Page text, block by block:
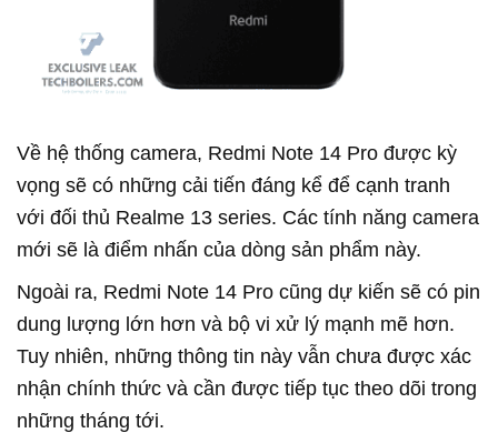
Về hệ thống camera, Redmi Note 14 Pro được kỳ
vọng sẽ có những cải tiến đáng kể để cạnh tranh
với đối thủ Realme 13 series. Các tính năng camera
mới sẽ là điểm nhấn của dòng sản phẩm này.
Ngoài ra, Redmi Note 14 Pro cũng dự kiến sẽ có pin
dung lượng lớn hơn và bộ vi xử lý mạnh mẽ hơn.
Tuy nhiên, những thông tin này vẫn chưa được xác
nhận chính thức và cần được tiếp tục theo dõi trong
những tháng tới.